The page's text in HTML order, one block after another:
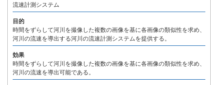
流速計測システム
目的
時間をずらして河川を撮像した複数の画像を基に各画像の類似性を求め、
河川の流速を導出する河川の流速計測システムを提供する。
効果
時間をずらして河川を撮像した複数の画像を基に各画像の類似性を求め、
河川の流速を導出可能である。